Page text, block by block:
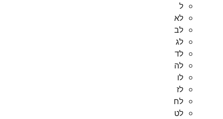
ל
לא
לב
לג
לד
לה
לו
לז
לח
לט